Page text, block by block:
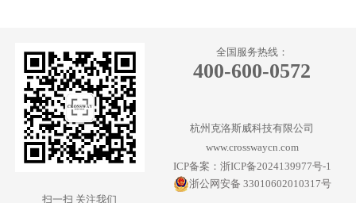
扫一扫 关注我们
全国服务热线：
400-600-0572
杭州克洛斯威科技有限公司
www.crosswaycn.com
ICP备案：浙ICP备2024139977号-1
浙公网安备 33010602010317号